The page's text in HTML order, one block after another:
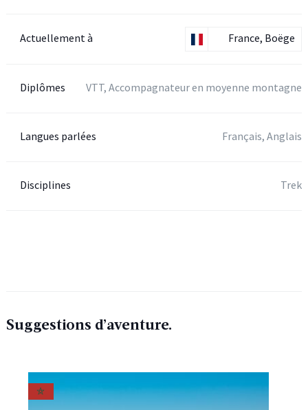
Actuellement à France, Boëge
Diplômes VTT, Accompagnateur en moyenne montagne
Langues parlées Français, Anglais
Disciplines Trek
Suggestions d’aventure.